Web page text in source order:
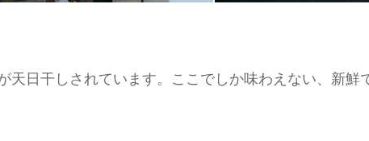
日干しされています。ここでしか味わえない、新鮮